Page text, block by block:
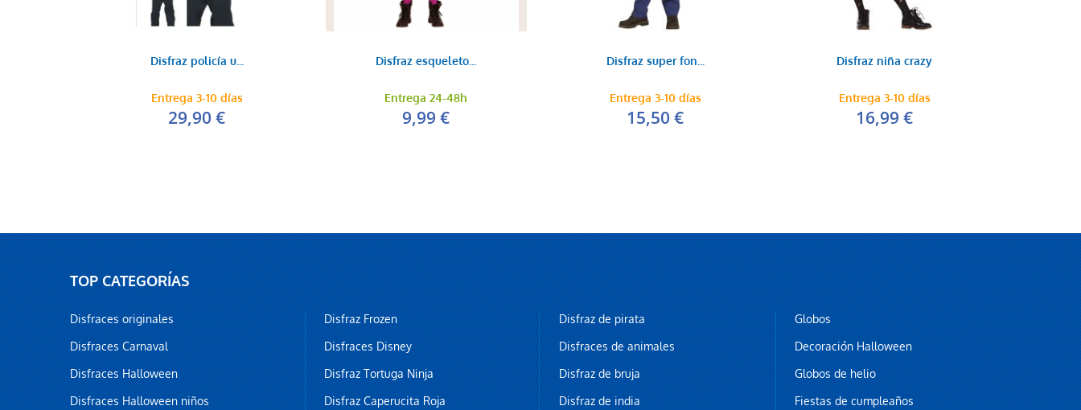
Disfraz policía u...
Entrega 3-10 días
29,90 €
Disfraz esqueleto...
Entrega 24-48h
9,99 €
Disfraz super fon...
Entrega 3-10 días
15,50 €
Disfraz niña crazy
Entrega 3-10 días
16,99 €
TOP CATEGORÍAS
Disfraces originales
Disfraces Carnaval
Disfraces Halloween
Disfraces Halloween niños
Disfraz Frozen
Disfraces Disney
Disfraz Tortuga Ninja
Disfraz Caperucita Roja
Disfraz de pirata
Disfraces de animales
Disfraz de bruja
Disfraz de india
Globos
Decoración Halloween
Globos de helio
Fiestas de cumpleaños